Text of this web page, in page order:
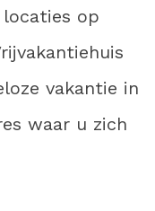
op
vakantie in
waar u zich